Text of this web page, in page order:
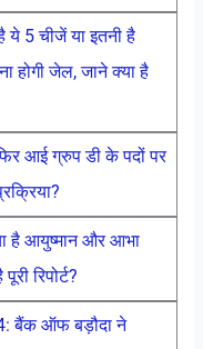
5 चीजें या इतनी है
होगी जेल, जाने क्या है
आई ग्रुप डी के पदों पर
है आयुष्मान और आभा
रिपोर्ट?
बैंक ऑफ बड़ौदा ने